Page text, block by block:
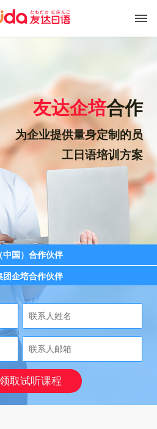
友达企培合作
为企业提供量身定制的员
工日语培训方案
中国）合作伙伴
团企培合作伙伴
取试听课程